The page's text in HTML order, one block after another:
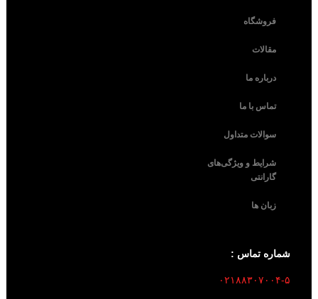
فروشگاه
مقالات
درباره ما
تماس با ما
سوالات متداول
شرایط و ویژگی‌های
گارانتی
زبان ها
شماره تماس :
۰۲۱۸۸۳۰۷۰۰۴-۵